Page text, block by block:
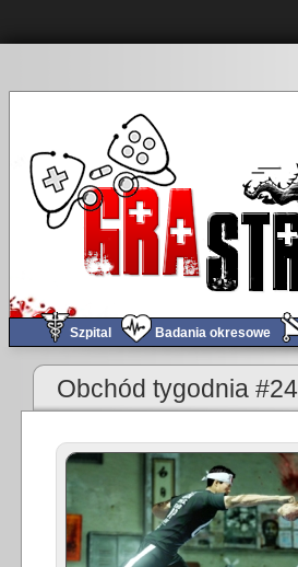
Szpital Badania okresowe
Polacy robią Rambo
Obchód tygodnia #24